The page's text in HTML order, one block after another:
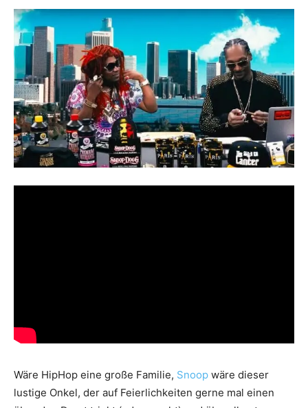
Wäre HipHop eine große Familie, Snoop wäre dieser
lustige Onkel, der auf Feierlichkeiten gerne mal einen